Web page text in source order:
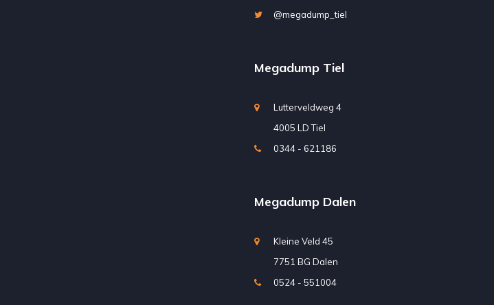
@megadump_tiel
Megadump Tiel
Lutterveldweg 4
4005 LD Tiel
0344 - 621186
Megadump Dalen
Kleine Veld 45
7751 BG Dalen
0524 - 551004